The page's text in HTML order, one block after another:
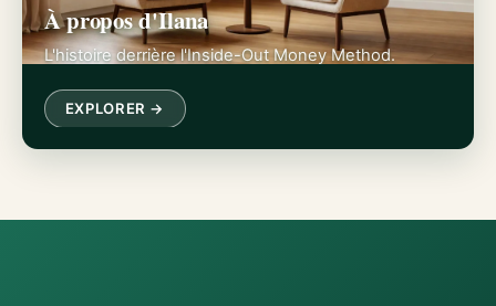
À propos d'Ilana
L'histoire derrière l'Inside-Out Money Method.
EXPLORER →